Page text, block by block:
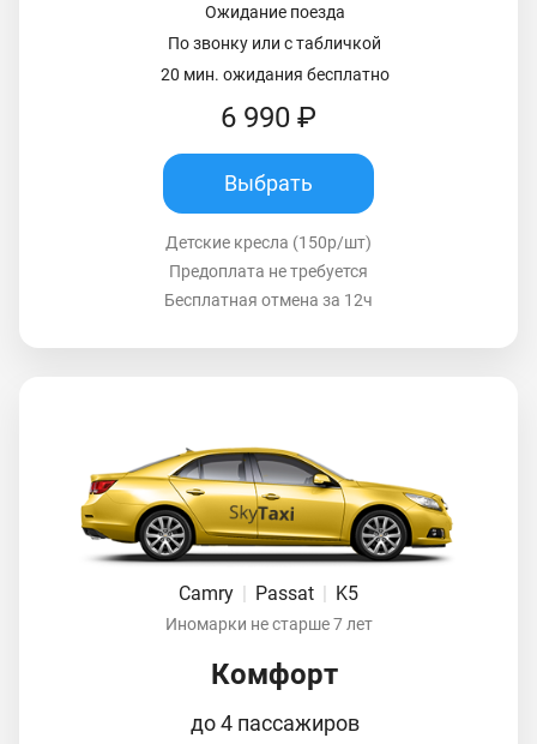
Ожидание поезда
По звонку или с табличкой
20 мин. ожидания бесплатно
6 990 ₽
Выбрать
Детские кресла (150р/шт)
Предоплата не требуется
Бесплатная отмена за 12ч
Camry Passat K5
Иномарки не старше 7 лет
Комфорт
до 4 пассажиров